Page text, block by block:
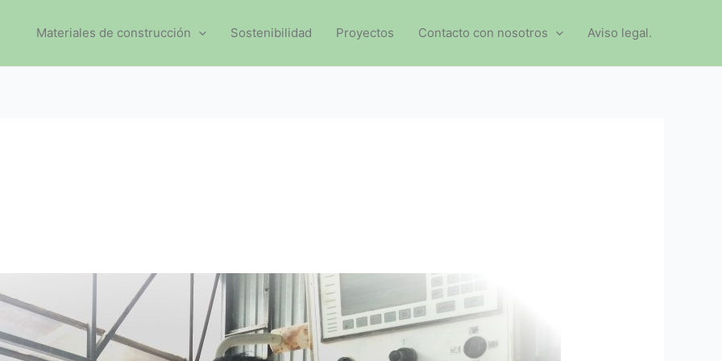
Materiales de construcción Sostenibilidad Proyectos Contacto con nosotros Aviso legal.